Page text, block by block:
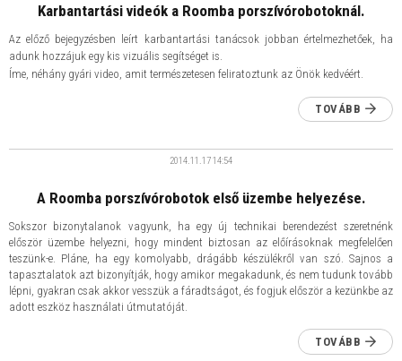
Karbantartási videók a Roomba porszívórobotoknál.
Az előző bejegyzésben leírt karbantartási tanácsok jobban értelmezhetőek, ha
adunk hozzájuk egy kis vizuális segítséget is
Íme, néhány gyári video, amit természetesen feliratoztunk az Önök kedvéért.
TOVÁBB
A Roomba porszívórobotok első üzembe helyezése.
2014.11.1714:54
Sokszor bizonytalanok vagyunk, ha egy új technikai berendezést szeretnénk
először üzembe helyezni, hogy mindent biztosan az előírásoknak megfelelően
teszünk-e. Pláne, ha egy komolyabb, drágább készülékről van szó. Sajnos a
tapasztalatok azt bizonyítják, hogy amikor megakadunk, és nem tudunk tovább
lépni, gyakran csak akkor vesszük a fáradtságot, és fogjuk először a kezünkbe az
adott eszköz használati útmutatóját.
TOVÁBB